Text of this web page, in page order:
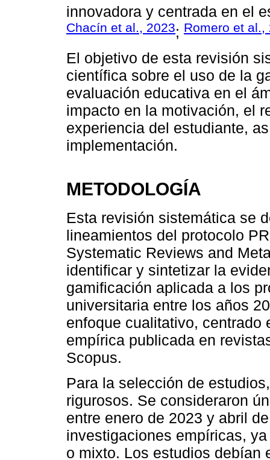
innovadora y centrada en el
Chacín et al., 2023; Romero et al.,
El objetivo de esta revisión
científica sobre el uso de la
evaluación educativa en el
impacto en la motivación, el
experiencia del estudiante,
implementación.
METODOLOGÍA
Esta revisión sistemática se
lineamientos del protocolo
Systematic Reviews and
identificar y sintetizar la
gamificación aplicada a los
universitaria entre los años
enfoque cualitativo, centrado
empírica publicada en
Scopus.
Para la selección de
rigurosos. Se consideraron
entre enero de 2023 y abril
investigaciones empíricas,
o mixto. Los estudios debían